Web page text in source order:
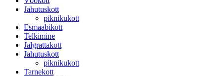
Jahutuskott
piknikukott
Esmaabikott
Telkimine
Jalgrattakott
Jahutuskott
piknikukott
Tarnekott